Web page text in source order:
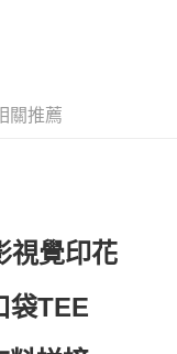
關推薦
視覺印花
袋TEE